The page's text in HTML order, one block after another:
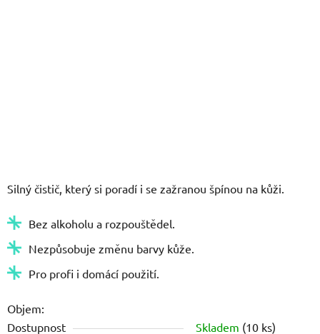
Silný čistič, který si poradí i se zažranou špínou na kůži.
Bez alkoholu a rozpouštědel.
Nezpůsobuje změnu barvy kůže.
Pro profi i domácí použití.
Objem:
Dostupnost
Skladem (10 ks)